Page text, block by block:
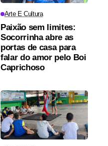
Arte E Cultura
Paixão sem limites:
Socorrinha abre as
portas de casa para
falar do amor pelo Boi
Caprichoso